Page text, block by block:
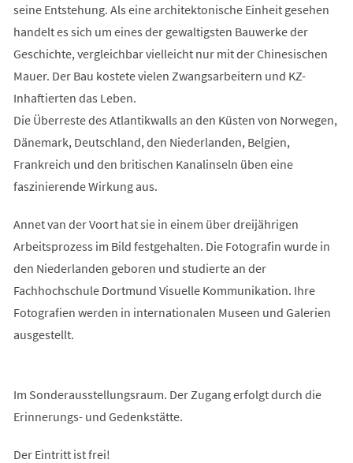
seine Entstehung. Als eine architektonische Einheit gesehen
handelt es sich um eines der gewaltigsten Bauwerke der
Geschichte, vergleichbar vielleicht nur mit der Chinesischen
Mauer. Der Bau kostete vielen Zwangsarbeitern und KZ-
Inhaftierten das Leben.
Die Überreste des Atlantikwalls an den Küsten von Norwegen,
Dänemark, Deutschland, den Niederlanden, Belgien,
Frankreich und den britischen Kanalinseln üben eine
faszinierende Wirkung aus.
Annet van der Voort hat sie in einem über dreijährigen
Arbeitsprozess im Bild festgehalten. Die Fotografin wurde in
den Niederlanden geboren und studierte an der
Fachhochschule Dortmund Visuelle Kommunikation. Ihre
Fotografien werden in internationalen Museen und Galerien
ausgestellt.
Im Sonderausstellungsraum. Der Zugang erfolgt durch die
Erinnerungs- und Gedenkstätte.
Der Eintritt ist frei!